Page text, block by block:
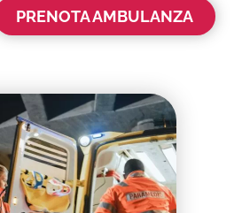
PRENOTA AMBULANZA